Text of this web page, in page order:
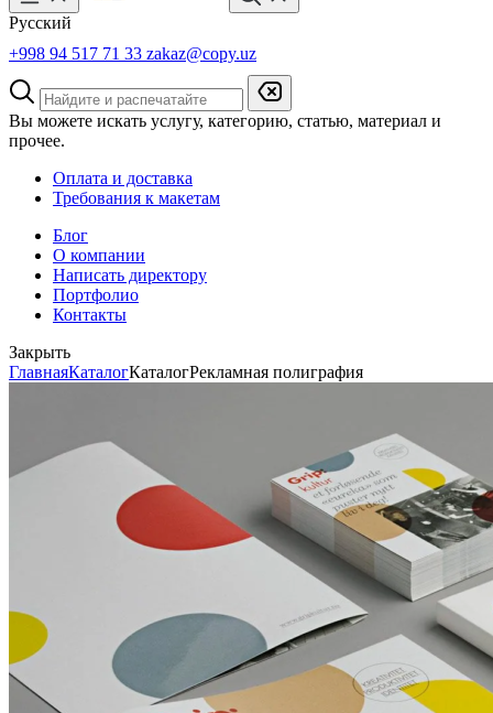
Русский
+998 94 517 71 33 zakaz@copy.uz
Вы можете искать услугу, категорию, статью, материал и
прочее.
Оплата и доставка
Требования к макетам
Блог
О компании
Написать директору
Портфолио
Контакты
Закрыть
ГлавнаяКаталогКаталогРекламная полиграфия